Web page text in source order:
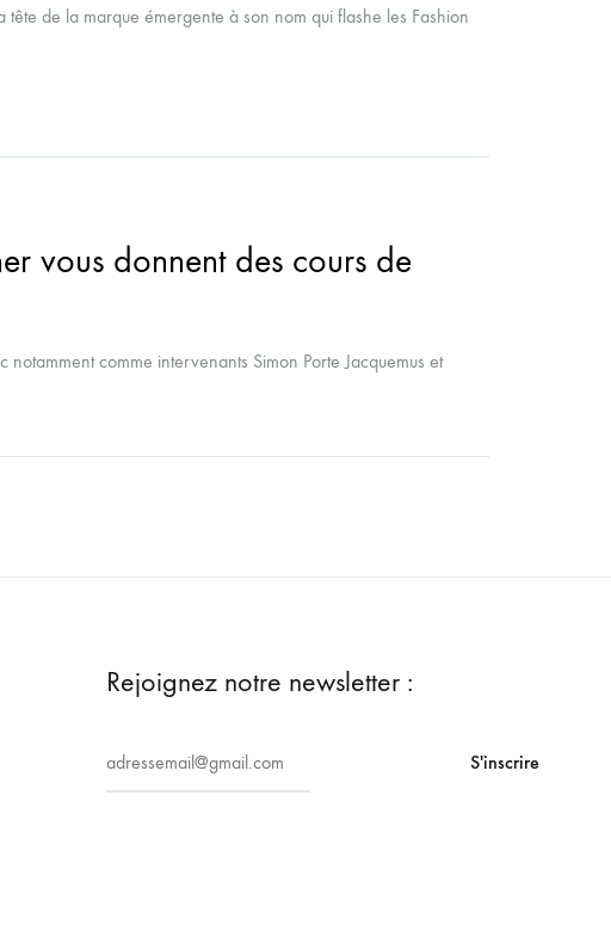
tête de la marque émergente à son nom qui flashe les Fashion
vous donnent des cours de
comme intervenants Simon Porte Jacquemus et
Rejoignez notre newsletter :